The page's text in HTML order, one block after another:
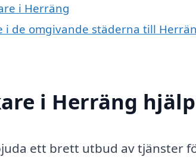
i Herräng
i de omgivande städerna till
i Herräng
ett brett utbud av tjänster